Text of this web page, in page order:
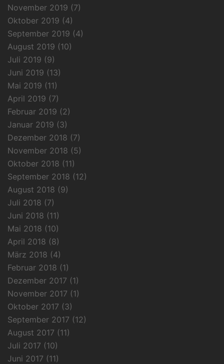
November 2019 (7)
Oktober 2019 (4)
September 2019 (4)
August 2019 (10)
Juli 2019 (9)
Juni 2019 (13)
Mai 2019 (11)
April 2019 (7)
Februar 2019 (2)
Januar 2019 (3)
Dezember 2018 (7)
November 2018 (5)
Oktober 2018 (11)
September 2018 (12)
August 2018 (9)
Juli 2018 (7)
Juni 2018 (11)
Mai 2018 (10)
April 2018 (8)
März 2018 (4)
Februar 2018 (1)
Dezember 2017 (1)
November 2017 (1)
Oktober 2017 (3)
September 2017 (12)
August 2017 (11)
Juli 2017 (10)
Juni 2017 (11)